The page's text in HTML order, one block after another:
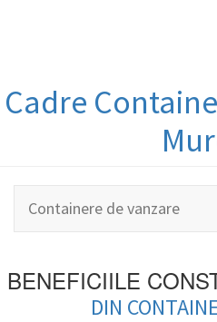
Cadre
Containere de vanzare
BENEFICIILE
DIN